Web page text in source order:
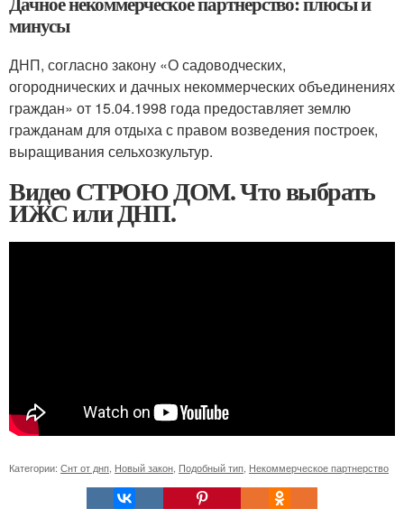
минусы
ДНП, согласно закону «О садоводческих,
огороднических и дачных некоммерческих объединениях
граждан» от 15.04.1998 года предоставляет землю
гражданам для отдыха с правом возведения построек,
выращивания сельхозкультур.
Видео СТРОЮ ДОМ. Что выбрать
ИЖС или ДНП.
Категории: Снт от днп Новый закон Подобный тип Некоммерческое партнерство